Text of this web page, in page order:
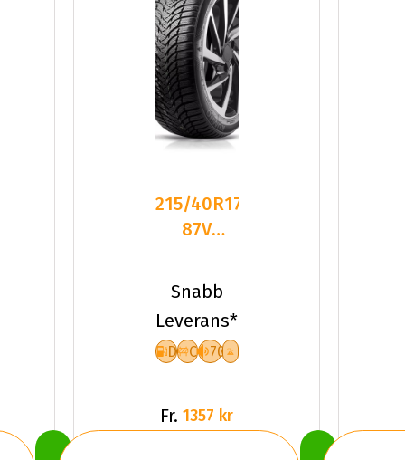
215/40R17
87V
Wintercraft
WP51 XL
Snabb
Leverans*
D C 70
Fr. 1357 kr